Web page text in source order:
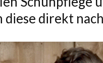
diese direkt